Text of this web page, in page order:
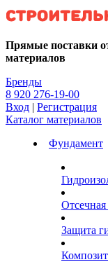
Kg
Прямые поставки
материалов
Бренды
8 920 276-19-00
Вход | Регистрация
Каталог материалов
Фундамент
Защита